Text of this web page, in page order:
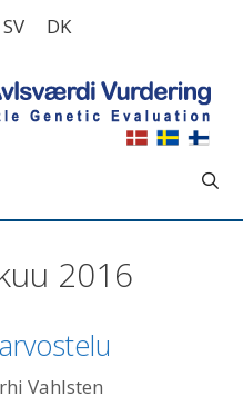
SV DK
2016
Vahlsten